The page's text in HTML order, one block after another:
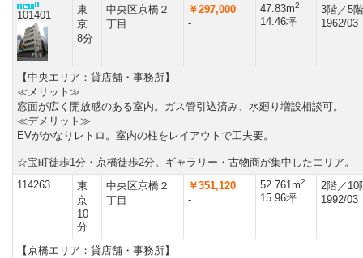
101401
東
京
8分
中央区京橋２
丁目
￥297,000
-
47.83m2
14.46坪
3階／5
1962/03
【中央エリア：貸店舗・事務所】
≪メリット≫
窓面が広く開放感のある室内。ガス管引込済み、水廻り増設相談可。
≪デメリット≫
EVがかなりレトロ。室内の柱をレイアウトで工夫要。
☆宝町徒歩1分・京橋徒歩2分。ギャラリー・古物商が集中したエリア。
114263
東
京
10
分
中央区京橋２
丁目
￥351,120
-
52.761m2
15.96坪
2階／10
1992/03
【京橋エリア：貸店舗・事務所】